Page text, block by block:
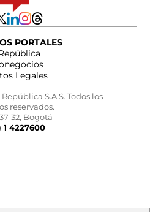
PORTALES
Legales
S.A.S. Todos los
reservados.
32, Bogotá
1 4227600